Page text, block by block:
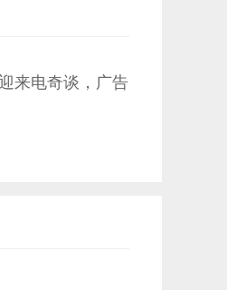
来电奇谈，广告